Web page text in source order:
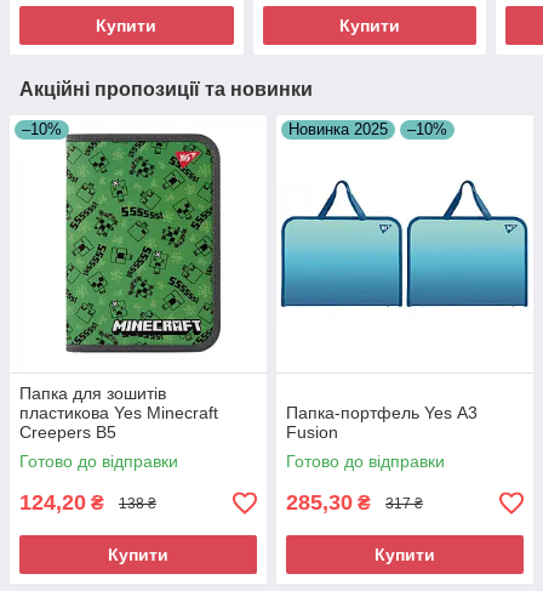
Купити Купити
Акційні пропозиції та новинки
–10%
Папка для зошитів
пластикова Yes Minecraft
Creepers В5
Готово до відправки
124,20 ₴ 138 ₴
Купити
Новинка 2025 –10%
Папка-портфель Yes А3
Fusion
Готово до відправки
285,30 ₴ 317 ₴
Купити